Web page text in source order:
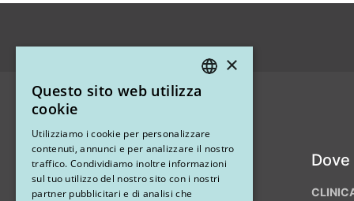
Instagram
×
Questo sito web utilizza
cookie
Utilizziamo i cookie per personalizzare
contenuti, annunci e per analizzare il nostro
traffico. Condividiamo inoltre informazioni
sul tuo utilizzo del nostro sito con i nostri
partner pubblicitari e di analisi che